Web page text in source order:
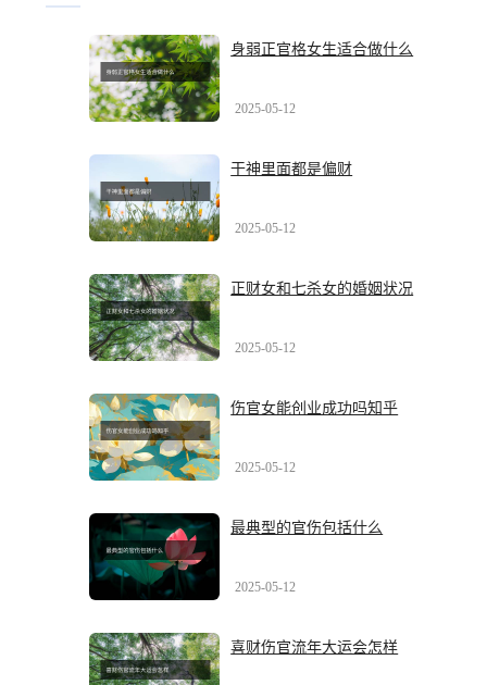
身弱正官格女生适合做什么
2025-05-12
干神里面都是偏财
2025-05-12
正财女和七杀女的婚姻状况
2025-05-12
伤官女能创业成功吗知乎
2025-05-12
最典型的官伤包括什么
2025-05-12
喜财伤官流年大运会怎样